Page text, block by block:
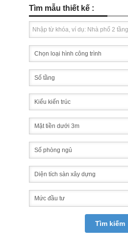
Tìm mẫu thiết kế :